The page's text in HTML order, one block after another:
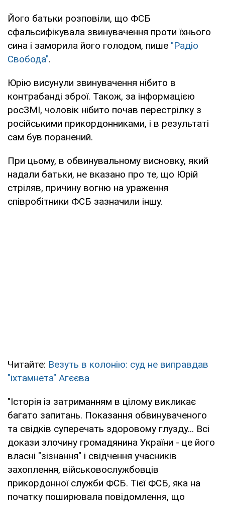
Його батьки розповіли, що ФСБ
сфальсифікувала звинувачення проти їхнього
сина і заморила його голодом, пише "Радіо
Свобода".
Юрію висунули звинувачення нібито в
контрабанді зброї. Також, за інформацією
росЗМІ, чоловік нібито почав перестрілку з
російськими прикордонниками, і в результаті
сам був поранений.
При цьому, в обвинувальному висновку, який
надали батьки, не вказано про те, що Юрій
стріляв, причину вогню на ураження
співробітники ФСБ зазначили іншу.
Читайте: Везуть в колонію: суд не виправдав
"іхтамнета" Агєєва
"Історія із затриманням в цілому викликає
багато запитань. Показання обвинуваченого
та свідків суперечать здоровому глузду... Всі
докази злочину громадянина України - це його
власні "зізнання" і свідчення учасників
захоплення, військовослужбовців
прикордонної служби ФСБ. Тієї ФСБ, яка на
початку поширювала повідомлення, що